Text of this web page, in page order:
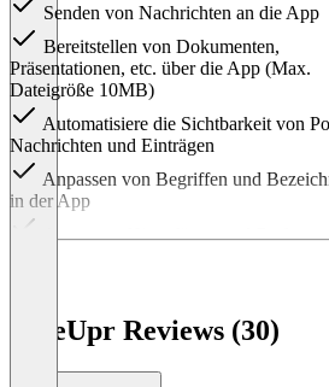
Senden von Nachrichten an die App
Bereitstellen von Dokumenten,
Präsentationen, etc. über die App (Max.
Dateigröße 10MB)
Automatisiere die Sichtbarkeit von
Nachrichten und Einträgen
Anpassen von Begriffen und
in der App
Anpassen, Hinzufügen und
Ersetze das LineUpr-Logo auf der
deiner App durch ein eigenes Footer-Bild
LineUpr Reviews (30)